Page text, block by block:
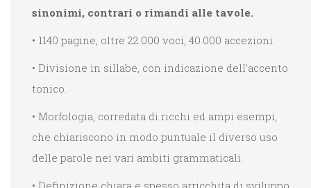
sinonimi, contrari o rimandi alle tavole.
• 1140 pagine, oltre 22.000 voci, 40.000 accezioni.
• Divisione in sillabe, con indicazione dell’accento
tonico.
• Morfologia, corredata di ricchi ed ampi esempi,
che chiariscono in modo puntuale il diverso uso
delle parole nei vari ambiti grammaticali.